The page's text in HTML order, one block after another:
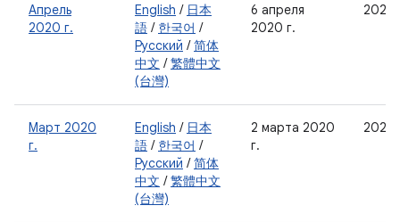
Апрель
2020 г.
English / 日本
語 / 한국어 /
Русский /简体
中文 /繁體中文
(台灣)
6 апреля
2020 г.
Март 2020
г.
English / 日本
語 / 한국어 /
Русский /简体
中文 /繁體中文
(台灣)
2 марта 2020
г.